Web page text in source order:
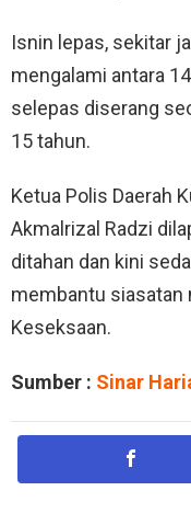
Isnin lepas, sekitar
mengalami antara
selepas diserang
15 tahun.
Ketua Polis Daerah
Akmalrizal Radzi
ditahan dan kini
membantu siasatan
Keseksaan.
Sumber : Sinar